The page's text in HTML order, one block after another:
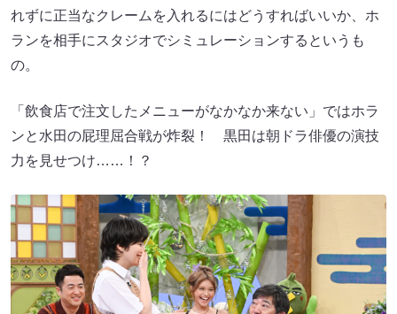
れずに正当なクレームを入れるにはどうすればいいか、ホ
ランを相手にスタジオでシミュレーションするというも
の。
「飲食店で注文したメニューがなかなか来ない」ではホラ
ンと水田の屁理屈合戦が炸裂！ 黒田は朝ドラ俳優の演技
力を見せつけ……！？